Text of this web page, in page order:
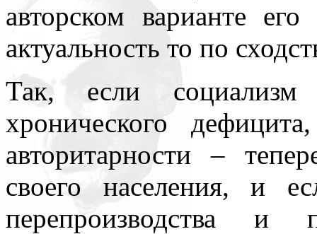
авторском варианте
актуальность то по
Так, если
хронического
авторитарности –
своего населения, и
перепроизводства и